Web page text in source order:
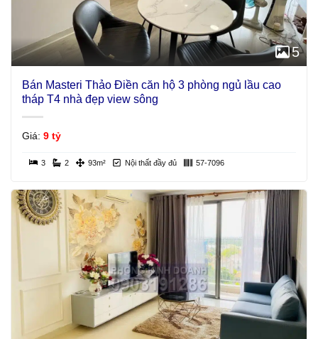
5
Bán Masteri Thảo Điền căn hộ 3 phòng ngủ lầu cao
tháp T4 nhà đẹp view sông
Giá: 9 tỷ
3 2 93m² Nội thất đầy đủ 57-7096